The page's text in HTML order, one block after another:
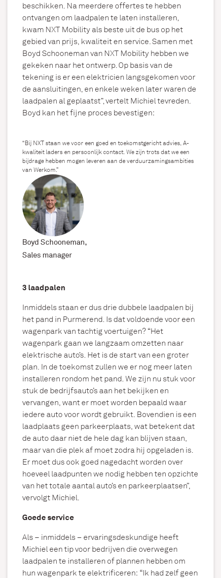
beschikken. Na meerdere offertes te hebben
ontvangen om laadpalen te laten installeren,
kwam NXT Mobility als beste uit de bus op het
gebied van prijs, kwaliteit en service. Samen met
Boyd Schooneman van NXT Mobility hebben we
gekeken naar het ontwerp. Op basis van de
tekening is er een elektricien langsgekomen voor
de aansluitingen, en enkele weken later waren de
laadpalen al geplaatst”, vertelt Michiel tevreden.
Boyd kan het fijne proces bevestigen:
“Bij NXT staan we voor een goed en toekomstgericht advies, A-
kwaliteit laders en persoonlijk contact. We zijn trots dat we een
bijdrage hebben mogen leveren aan de verduurzamingsambities
van Werkom.”
Boyd Schooneman,
Sales manager
3 laadpalen
Inmiddels staan er dus drie dubbele laadpalen bij
het pand in Purmerend. Is dat voldoende voor een
wagenpark van tachtig voertuigen? “Het
wagenpark gaan we langzaam omzetten naar
elektrische auto’s. Het is de start van een groter
plan. In de toekomst zullen we er nog meer laten
installeren rondom het pand. We zijn nu stuk voor
stuk de bedrijfsauto’s aan het bekijken en
vervangen, want er moet worden bepaald waar
iedere auto voor wordt gebruikt. Bovendien is een
laadplaats geen parkeerplaats, wat betekent dat
de auto daar niet de hele dag kan blijven staan,
maar van die plek af moet zodra hij opgeladen is.
Er moet dus ook goed nagedacht worden over
hoeveel laadpunten we nodig hebben ten opzichte
van het totale aantal auto’s en parkeerplaatsen”,
vervolgt Michiel.
Goede service
Als – inmiddels – ervaringsdeskundige heeft
Michiel een tip voor bedrijven die overwegen
laadpalen te installeren of plannen hebben om
hun wagenpark te elektrificeren: “Ik had zelf geen